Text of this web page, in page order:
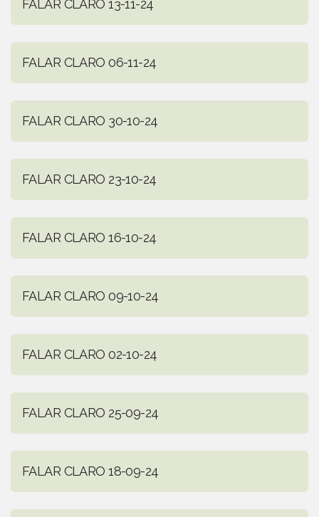
FALAR CLARO 13-11-24
FALAR CLARO 06-11-24
FALAR CLARO 30-10-24
FALAR CLARO 23-10-24
FALAR CLARO 16-10-24
FALAR CLARO 09-10-24
FALAR CLARO 02-10-24
FALAR CLARO 25-09-24
FALAR CLARO 18-09-24